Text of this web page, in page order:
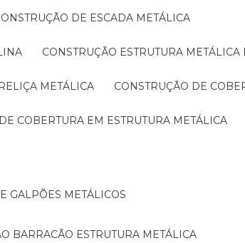
CONSTRUÇÃO DE ESCADA METÁLICA
CONSTRUÇÃO ESTRUTURA
METÁLICA CONSTRUÇÃO DE
DE COBERTURA EM ESTRUTURA METÁLICA
GALPÕES METÁLICOS
BARRACÃO ESTRUTURA METÁLICA